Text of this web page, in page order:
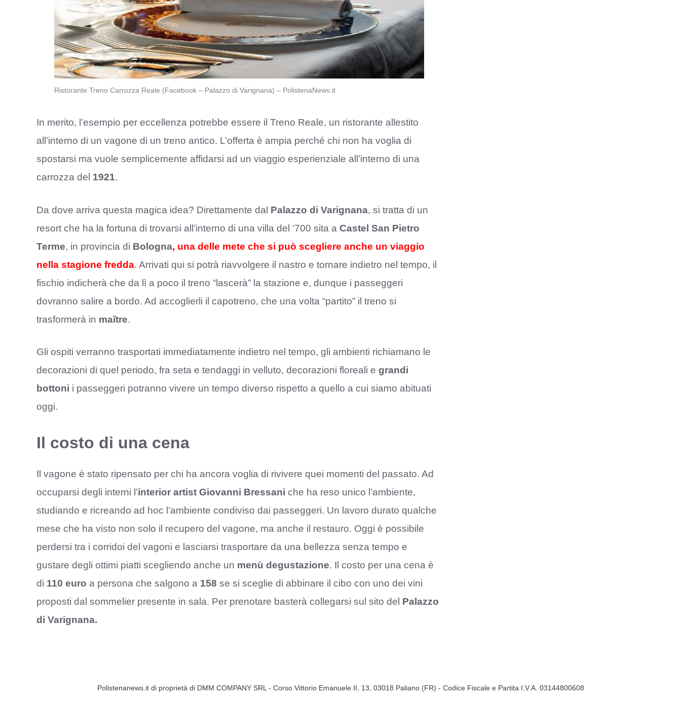
Ristorante Treno Carrozza Reale (Facebook – Palazzo di Varignana) – PolistenaNews.it
In merito, l’esempio per eccellenza potrebbe essere il Treno Reale, un ristorante allestito
all’interno di un vagone di un treno antico. L’offerta è ampia perché chi non ha voglia di
spostarsi ma vuole semplicemente affidarsi ad un viaggio esperienziale all’interno di una
carrozza del 1921.
Da dove arriva questa magica idea? Direttamente dal Palazzo di Varignana, si tratta di un
resort che ha la fortuna di trovarsi all’interno di una villa del ‘700 sita a Castel San Pietro
Terme, in provincia di Bologna, una delle mete che si può scegliere anche un viaggio
nella stagione fredda. Arrivati qui si potrà riavvolgere il nastro e tornare indietro nel tempo, il
fischio indicherà che da lì a poco il treno “lascerà” la stazione e, dunque i passeggeri
dovranno salire a bordo. Ad accoglierli il capotreno, che una volta “partito” il treno si
trasformerà in maître.
Gli ospiti verranno trasportati immediatamente indietro nel tempo, gli ambienti richiamano le
decorazioni di quel periodo, fra seta e tendaggi in velluto, decorazioni floreali e grandi
bottoni i passeggeri potranno vivere un tempo diverso rispetto a quello a cui siamo abituati
oggi.
Il costo di una cena
Il vagone è stato ripensato per chi ha ancora voglia di rivivere quei momenti del passato. Ad
occuparsi degli interni l’interior artist Giovanni Bressani che ha reso unico l’ambiente,
studiando e ricreando ad hoc l’ambiente condiviso dai passeggeri. Un lavoro durato qualche
mese che ha visto non solo il recupero del vagone, ma anche il restauro. Oggi è possibile
perdersi tra i corridoi del vagoni e lasciarsi trasportare da una bellezza senza tempo e
gustare degli ottimi piatti scegliendo anche un menù degustazione. Il costo per una cena è
di 110 euro a persona che salgono a 158 se si sceglie di abbinare il cibo con uno dei vini
proposti dal sommelier presente in sala. Per prenotare basterà collegarsi sul sito del Palazzo
di Varignana.
Polistenanews.it di proprietà di DMM COMPANY SRL - Corso Vittorio Emanuele II, 13, 03018 Paliano (FR) - Codice Fiscale e Partita I.V.A. 03144800608